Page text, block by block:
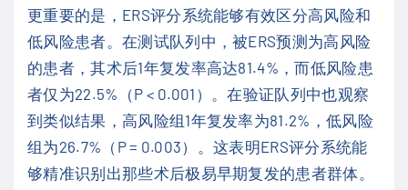
更重要的是，ERS评分系统能够有效区分高风险和
低风险患者。在测试队列中，被ERS预测为高风险
的患者，其术后1年复发率高达81.4%，而低风险患
者仅为22.5%（P < 0.001）。在验证队列中也观察
到类似结果，高风险组1年复发率为81.2%，低风险
组为26.7%（P = 0.003）。这表明ERS评分系统能
够精准识别出那些术后极易早期复发的患者群体。